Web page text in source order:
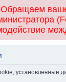
Обращаем
установленные